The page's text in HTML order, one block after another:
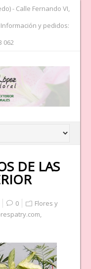
- Calle Fernando VI,
Información y pedidos:
062
DE LAS
0
Flores y
,